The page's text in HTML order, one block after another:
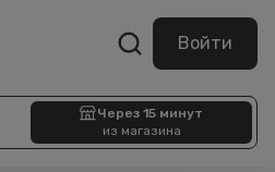
Войти
Через 15 минут
из магазина